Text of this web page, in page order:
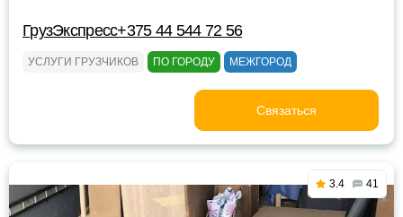
ГрузЭкспресс+375 44 544 72 56
УСЛУГИ ГРУЗЧИКОВ ПО ГОРОДУ МЕЖГОРОД
Связаться
3.4 41